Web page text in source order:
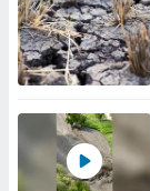
perfiles
utilizar
crear un